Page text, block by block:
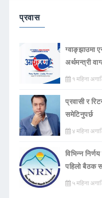
प्रवास
ग्वाङ्झाउमा
अर्थमन्त्री
१ महिना
प्रवासी र
समेटिनुपर्छ
४ महिना
विभिन्न
पहिलो बैठक
५ महिना